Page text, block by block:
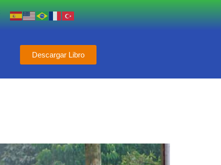
Descargar Libro